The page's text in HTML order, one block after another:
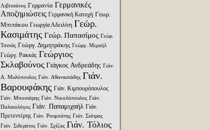
Λιβιτσάνος Γερμανία Γερμανικές
Αποζημιώσεις Γερμανική Κατοχή Γεωρ.
Μπιτάκου Γεωργία Αδειλίνη Γεώρ.
Κασιμάτης Γεώρ. Παπασίμος Γεώρ.
Τσιπάς Γεώργ. Δημητράκης Γεώργ. Μιχαήλ
Γεώργ. Ρακκάς Γεώργιος
Σκλαβούνος Γιάγκος Ανδρεάδης Γιάν.
Α. Μυλόπουλος Γιάν. Αθανασιάδης Γιάν.
Βαρουφάκης Γιάν. Κιμπουρόπουλος
Γιάν. Μπουτάρης Γιάν. Νικολόπουλος Γιάν.
Παλαιολόγος Γιάν. Παπαμιχαήλ Γιάν.
Πρετεντέρης Γιάν. Ρουμπάτης Γιάν. Σιάτρας
Γιάν. Σιδεράτος Γιάν. Σχίζας Γιάν. Τόλιος